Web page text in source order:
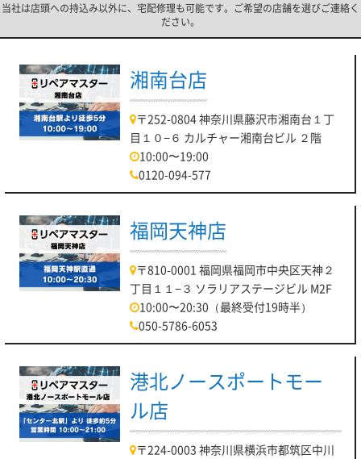
当社は店頭への持込み以外に、宅配修理も可能です。ご希望の店舗を選びご連絡く
ださい。
湘南台店
〒252-0804 神奈川県藤沢市湘南台１丁
目１０−６ カルチャー湘南台ビル ２階
10:00〜19:00
0120-094-577
福岡天神店
〒810-0001 福岡県福岡市中央区天神２
丁目１１−３ ソラリアステージビル M2F
10:00〜20:30（最終受付19時半）
050-5786-6053
港北ノースポートモー
ル店
〒224-0003 神奈川県横浜市都筑区中川